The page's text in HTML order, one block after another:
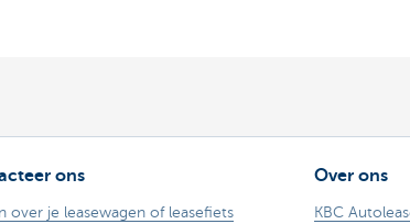
ons
over je leasewagen of leasefiets
Over ons
KBC